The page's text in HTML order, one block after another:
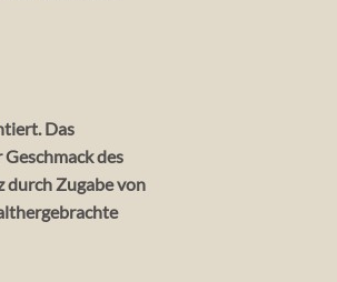
Das
des
durch Zugabe von